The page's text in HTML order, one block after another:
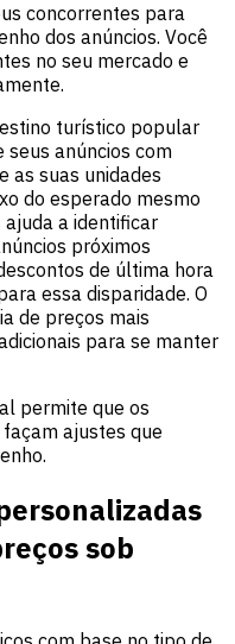
concorrentes para
dos anúncios. Você
no seu mercado e
turístico popular
anúncios com
as suas unidades
do esperado mesmo
ajuda a identificar
próximos
de última hora
essa disparidade. O
de preços mais
para se manter
permite que os
ajustes que
sob